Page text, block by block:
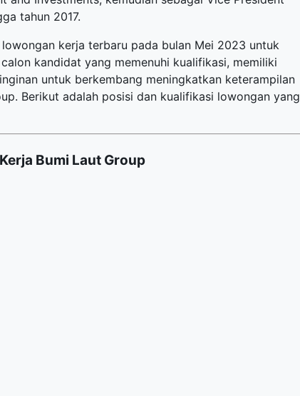
tahun 2017.
lowongan kerja terbaru pada bulan Mei 2023 untuk
kandidat yang memenuhi kualifikasi, memiliki
untuk berkembang meningkatkan keterampilan
Berikut adalah posisi dan kualifikasi lowongan yang
Bumi Laut Group